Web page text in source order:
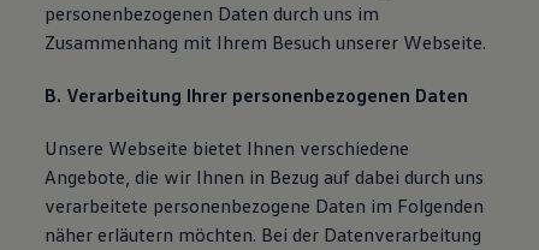
personenbezogenen Daten durch uns im
Zusammenhang mit Ihrem Besuch unserer Webseite.
B. Verarbeitung Ihrer personenbezogenen Daten
Unsere Webseite bietet Ihnen verschiedene
Angebote, die wir Ihnen in Bezug auf dabei durch uns
verarbeitete personenbezogene Daten im Folgenden
näher erläutern möchten. Bei der Datenverarbeitung